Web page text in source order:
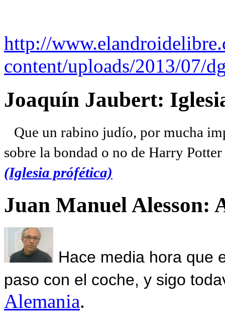
http://
content/uploads/2013/07/
Joaquín Jaubert:
Que un rabino judío, por mucha
sobre la bondad o no de Harry
(Iglesia prófética)
Juan Manuel Alesson:
Hace media hora que
paso con el coche, y sigo
Alemania.